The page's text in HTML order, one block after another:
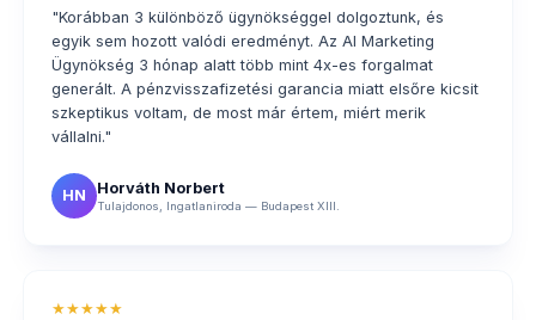
"Korábban 3 különböző ügynökséggel dolgoztunk, és
egyik sem hozott valódi eredményt. Az AI Marketing
Ügynökség 3 hónap alatt több mint 4x-es forgalmat
generált. A pénzvisszafizetési garancia miatt elsőre kicsit
szkeptikus voltam, de most már értem, miért merik
vállalni."
HN Horváth Norbert
Tulajdonos, Ingatlaniroda — Budapest XIII.
★★★★★